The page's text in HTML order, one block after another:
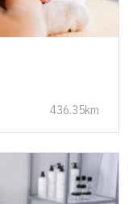
436.35km